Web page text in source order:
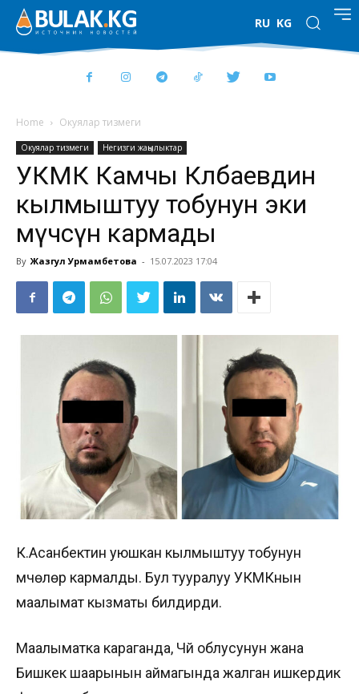
RU KG
Home Окуялар тизмеги
Окуялар тизмеги Негизги жаңылыктар
УКМК Камчы Көлбаевдин
кылмыштуу тобунун эки
мүчөсүн кармады
By Жазгул Урмамбетова - 15.07.2023 17:04
К.Асанбектин уюшкан кылмыштуу тобунун
мүчөлөрү кармалды. Бул тууралуу УКМКнын
маалымат кызматы билдирди.
Маалыматка караганда, Чүй облусунун жана
Бишкек шаарынын аймагында жалган ишкердик